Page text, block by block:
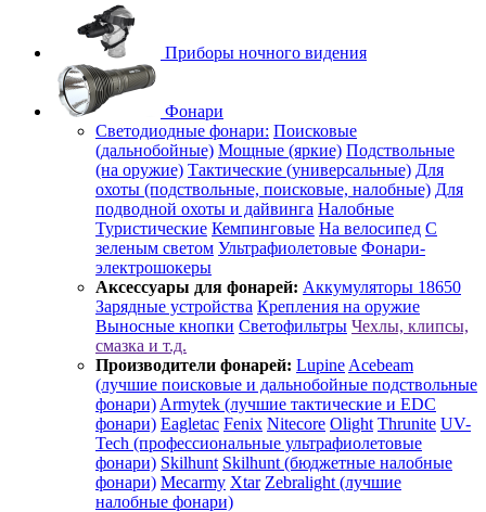
Приборы ночного видения
Фонари
Светодиодные фонари: Поисковые
(дальнобойные) Мощные (яркие) Подствольные
(на оружие) Тактические (универсальные) Для
охоты (подствольные, поисковые, налобные) Для
подводной охоты и дайвинга Налобные
Туристические Кемпинговые На велосипед С
зеленым светом Ультрафиолетовые Фонари-
электрошокеры
Аксессуары для фонарей: Аккумуляторы 18650
Зарядные устройства Крепления на оружие
Выносные кнопки Светофильтры Чехлы, клипсы,
смазка и т.д.
Производители фонарей: Lupine Acebeam
(лучшие поисковые и дальнобойные подствольные
фонари) Armytek (лучшие тактические и EDC
фонари) Eagletac Fenix Nitecore Olight Thrunite UV-
Tech (профессиональные ультрафиолетовые
фонари) Skilhunt Skilhunt (бюджетные налобные
фонари) Mecarmy Xtar Zebralight (лучшие
налобные фонари)